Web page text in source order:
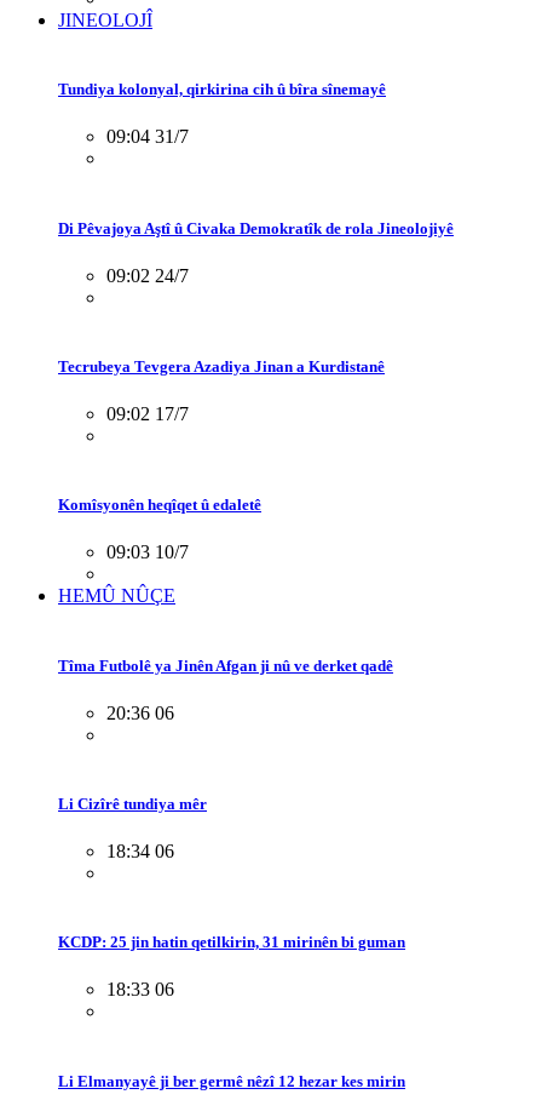
JINEOLOJÎ
Tundiya kolonyal, qirkirina cih û bîra sînemayê
09:04 31/7
Di Pêvajoya Aştî û Civaka Demokratîk de rola Jineolojiyê
09:02 24/7
Tecrubeya Tevgera Azadiya Jinan a Kurdistanê
09:02 17/7
Komîsyonên heqîqet û edaletê
09:03 10/7
HEMÛ NÛÇE
Tîma Futbolê ya Jinên Afgan ji nû ve derket qadê
20:36 06
Li Cizîrê tundiya mêr
18:34 06
KCDP: 25 jin hatin qetilkirin, 31 mirinên bi guman
18:33 06
Li Elmanyayê ji ber germê nêzî 12 hezar kes mirin